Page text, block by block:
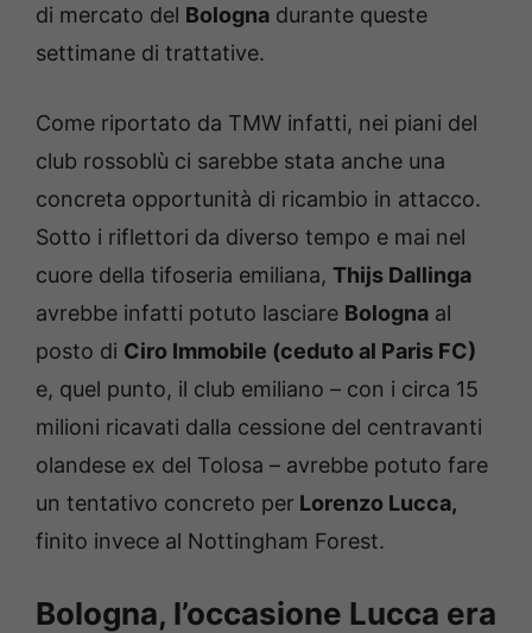
di mercato del Bologna durante queste
settimane di trattative.
Come riportato da TMW infatti, nei piani del
club rossoblù ci sarebbe stata anche una
concreta opportunità di ricambio in attacco.
Sotto i riflettori da diverso tempo e mai nel
cuore della tifoseria emiliana, Thijs Dallinga
avrebbe infatti potuto lasciare Bologna al
posto di Ciro Immobile (ceduto al Paris FC)
e, quel punto, il club emiliano – con i circa 15
milioni ricavati dalla cessione del centravanti
olandese ex del Tolosa – avrebbe potuto fare
un tentativo concreto per Lorenzo Lucca,
finito invece al Nottingham Forest.
Bologna, l’occasione Lucca era